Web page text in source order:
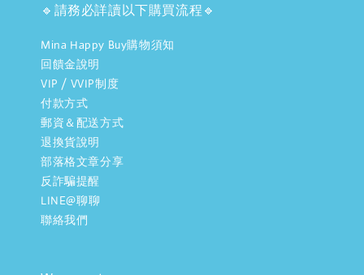
🔹請務必詳讀以下購買流程🔹
Mina Happy Buy購物須知
回饋金說明
VIP / VVIP制度
付款方式
郵資＆配送方式
退換貨說明
部落格文章分享
反詐騙提醒
LINE@聊聊
聯絡我們